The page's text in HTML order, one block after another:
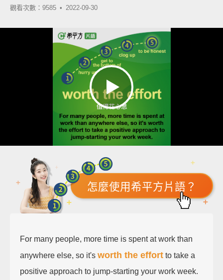
觀看次數：9585 • 2022-09-30
怎麼使用希平方片語？
For many people, more time is spent at work than
anywhere else, so it's worth the effort to take a
positive approach to jump-starting your work week.